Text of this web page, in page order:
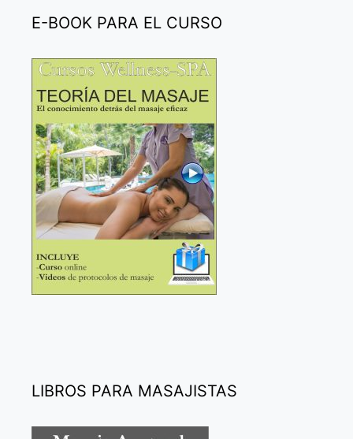
E-BOOK PARA EL CURSO
LIBROS PARA MASAJISTAS